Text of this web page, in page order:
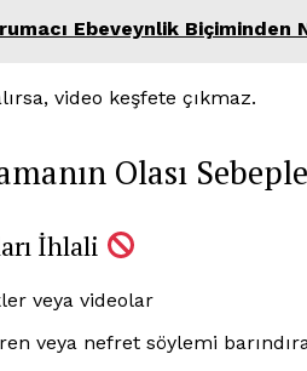
Ebeveynlik Biçiminden
video keşfete çıkmaz.
Olası
İhlali
veya videolar
veya nefret söylemi